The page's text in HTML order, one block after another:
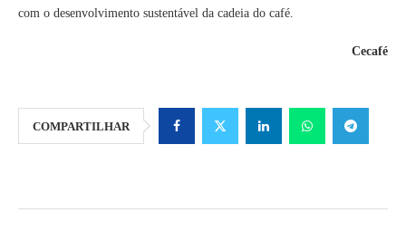
com o desenvolvimento sustentável da cadeia do café.
Cecafé
COMPARTILHAR